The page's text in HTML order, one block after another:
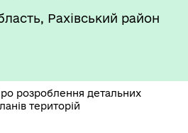
Рахівський район
розроблення детальних
територій